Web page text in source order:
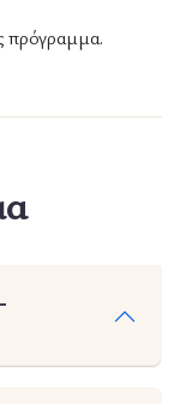
πρόγραμμα.